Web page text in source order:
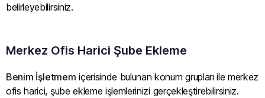
belirleyebilirsiniz.
Merkez Ofis Harici Şube Ekleme
Benim İşletmem içerisinde bulunan konum grupları ile merkez
ofis harici, şube ekleme işlemlerinizi gerçekleştirebilirsiniz.